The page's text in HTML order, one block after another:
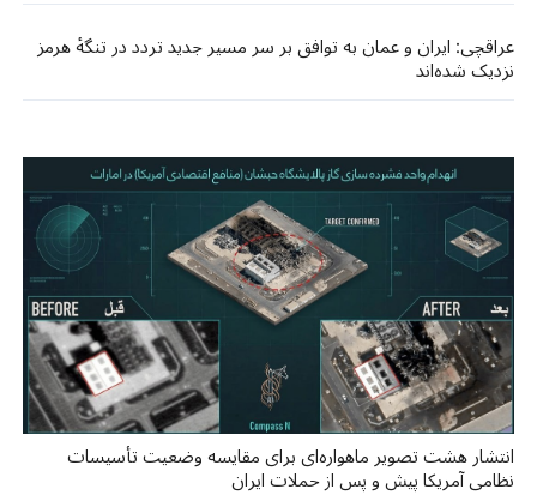
عراقچی: ایران و عمان به توافق بر سر مسیر جدید تردد در تنگۀ هرمز
نزدیک شده‌اند
انتشار هشت تصویر ماهواره‌ای برای مقایسه وضعیت تأسیسات
نظامی آمریکا پیش و پس از حملات ایران